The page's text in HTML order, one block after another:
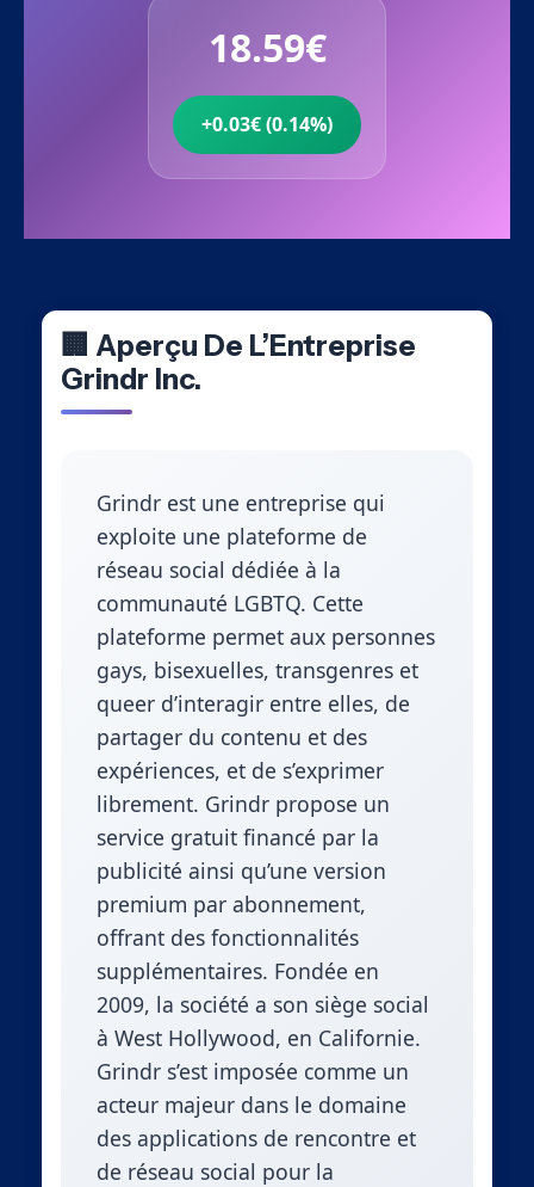
18.59€
+0.03€ (0.14%)
🏢 Aperçu De L’Entreprise
Grindr Inc.
Grindr est une entreprise qui
exploite une plateforme de
réseau social dédiée à la
communauté LGBTQ. Cette
plateforme permet aux personnes
gays, bisexuelles, transgenres et
queer d’interagir entre elles, de
partager du contenu et des
expériences, et de s’exprimer
librement. Grindr propose un
service gratuit financé par la
publicité ainsi qu’une version
premium par abonnement,
offrant des fonctionnalités
supplémentaires. Fondée en
2009, la société a son siège social
à West Hollywood, en Californie.
Grindr s’est imposée comme un
acteur majeur dans le domaine
des applications de rencontre et
de réseau social pour la